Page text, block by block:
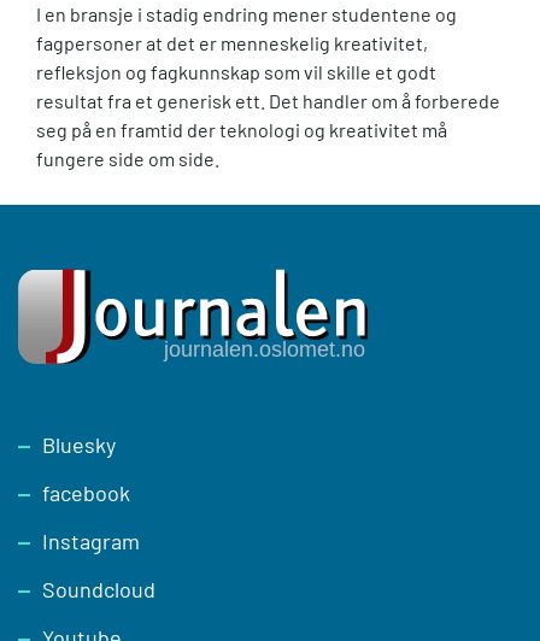
I en bransje i stadig endring mener studentene og
fagpersoner at det er menneskelig kreativitet,
refleksjon og fagkunnskap som vil skille et godt
resultat fra et generisk ett. Det handler om å forberede
seg på en framtid der teknologi og kreativitet må
fungere side om side.
Footer
Bluesky
facebook
Instagram
Soundcloud